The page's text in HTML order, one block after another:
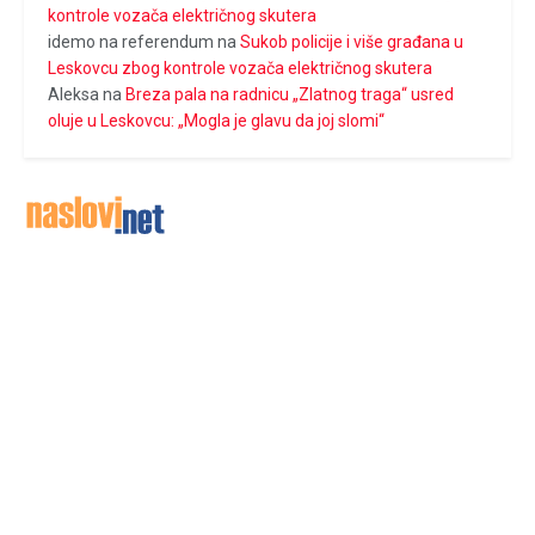
kontrole vozača električnog skutera
idemo na referendum na Sukob policije i više građana u
Leskovcu zbog kontrole vozača električnog skutera
Aleksa na Breza pala na radnicu „Zlatnog traga“ usred
oluje u Leskovcu: „Mogla je glavu da joj slomi“